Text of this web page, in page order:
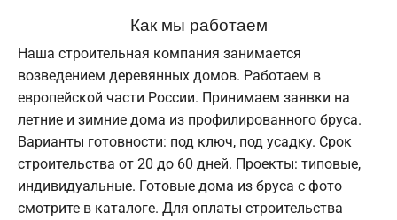
Как мы работаем
Наша строительная компания занимается
возведением деревянных домов. Работаем в
европейской части России. Принимаем заявки на
летние и зимние дома из профилированного бруса.
Варианты готовности: под ключ, под усадку. Срок
строительства от 20 до 60 дней. Проекты: типовые,
индивидуальные. Готовые дома из бруса с фото
смотрите в каталоге. Для оплаты строительства